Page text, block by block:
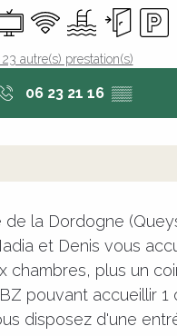
et linge
WiFi PiscineEntrée
23 autre(s) prestation(s)
06 23 21 16 ▒▒
de la Dordogne
et Denis vous
chambres, plus un
pouvant accueillir 1
disposez d'une